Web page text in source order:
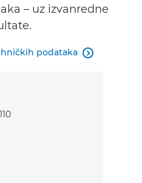
– uz izvanredne
podataka 